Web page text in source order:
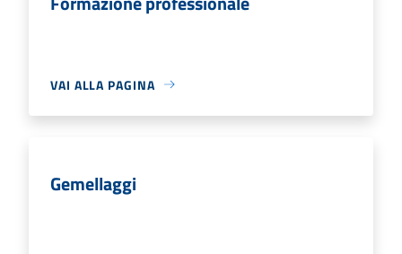
VAI ALLA PAGINA
Gemellaggi